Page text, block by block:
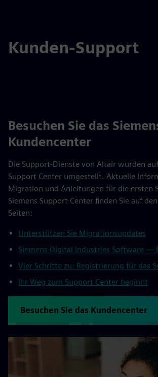
Kunden-Support
Besuchen Sie das
Kundencenter
Die Support-Dienste von Altair wurden
Support Center umgestellt. Aktuelle
Migration und Anleitungen für die ersten
Siemens Support Center finden Sie auf
Seiten:
Unterstützen Sie Migrationsupdates
Siemens Digital Industries Software —
Vier Schritte zu: Registrierung für das
Ihr Weg zum Support Center beginnt
Besuchen Sie das Kundencenter